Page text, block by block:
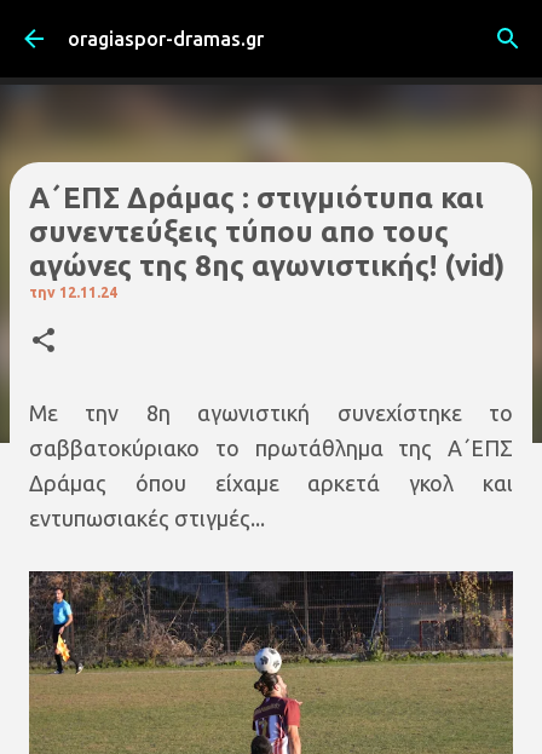
Μετάβαση στο κύριο περιεχόμενο
oragiaspor-dramas.gr
Α΄ΕΠΣ Δράμας : στιγμιότυπα και
συνεντεύξεις τύπου απο τους
αγώνες της 8ης αγωνιστικής! (vid)
την 12.11.24
Mε την 8η αγωνιστική συνεχίστηκε το
σαββατοκύριακο το πρωτάθλημα της Α΄ΕΠΣ
Δράμας όπου είχαμε αρκετά γκολ και
εντυπωσιακές στιγμές...